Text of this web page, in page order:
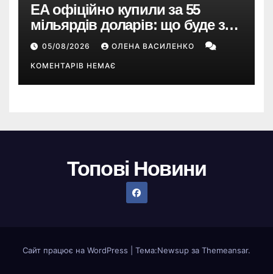
EA офіційно купили за 55
мільярдів доларів: що буде з
EA Sports FC, Battlefield і The
Sims
05/08/2026 ОЛЕНА ВАСИЛЕНКО
КОМЕНТАРІВ НЕМАЄ
Топові Новини
Сайт працює на WordPress Тема:Newsup за Themeansar.